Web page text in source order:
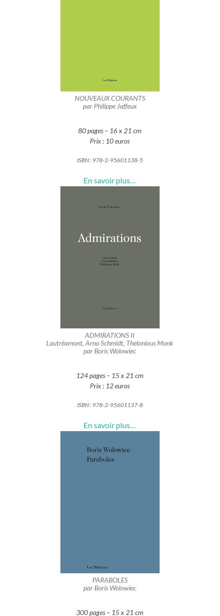
NOUVEAUX COURANTS
par Philippe Jaffeux
80 pages – 16 x 21 cm
Prix : 10 euros
ISBN : 978-2-95601138-5
En savoir plus…
ADMIRATIONS II
Lautréamont, Arno Schmidt, Thelonious Monk
par Boris Wolowiec
124 pages – 15 x 21 cm
Prix : 12 euros
ISBN : 978-2-95601137-8
En savoir plus…
PARABOLES
par Boris Wolowiec
300 pages – 15 x 21 cm